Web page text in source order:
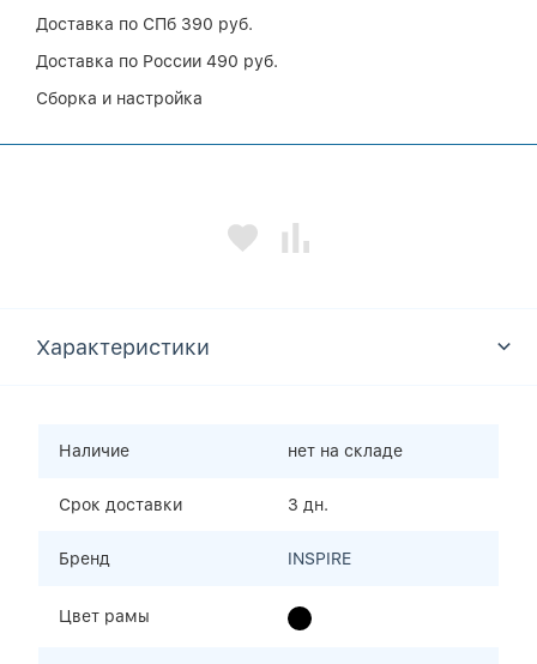
Доставка по СПб 390 руб.
Доставка по России 490 руб.
Сборка и настройка
Характеристики
Наличие нет на складе
Срок доставки 3 дн.
Бренд INSPIRE
Цвет рамы